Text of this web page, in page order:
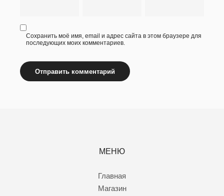
Сохранить моё имя, email и адрес сайта в этом браузере для
последующих моих комментариев.
МЕНЮ
Главная
Магазин